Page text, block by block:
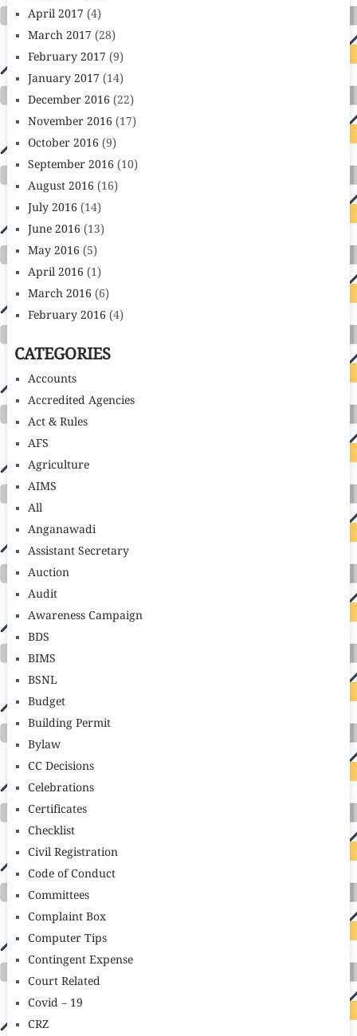
April 2017 (4)
March 2017 (28)
February 2017 (9)
January 2017 (14)
December 2016 (22)
November 2016 (17)
October 2016 (9)
September 2016 (10)
August 2016 (16)
July 2016 (14)
June 2016 (13)
May 2016 (5)
April 2016 (1)
March 2016 (6)
February 2016 (4)
CATEGORIES
Accounts
Accredited Agencies
Act & Rules
AFS
Agriculture
AIMS
All
Anganawadi
Assistant Secretary
Auction
Audit
Awareness Campaign
BDS
BIMS
BSNL
Budget
Building Permit
Bylaw
CC Decisions
Celebrations
Certificates
Checklist
Civil Registration
Code of Conduct
Committees
Complaint Box
Computer Tips
Contingent Expense
Court Related
Covid – 19
CRZ